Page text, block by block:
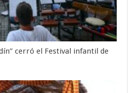
cerró el Festival infantil de